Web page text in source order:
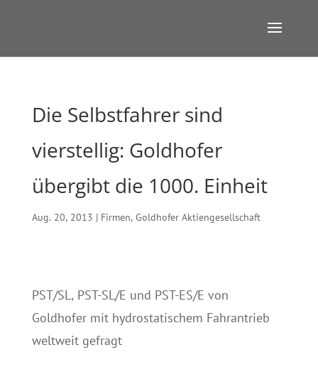
Die Selbstfahrer sind
vierstellig: Goldhofer
übergibt die 1000. Einheit
Aug. 20, 2013 | Firmen, Goldhofer Aktiengesellschaft
PST/SL, PST-SL/E und PST-ES/E von
Goldhofer mit hydrostatischem Fahrantrieb
weltweit gefragt